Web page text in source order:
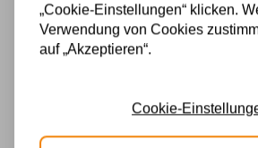
Material
„Cookie-Einstellungen“ klicken.
Verwendung von Cookies
auf „Akzeptieren“.
Cookie-